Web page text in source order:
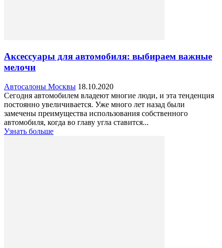
Аксессуары для автомобиля: выбираем важные
мелочи
Автосалоны Москвы 18.10.2020
Сегодня автомобилем владеют многие люди, и эта тенденция
постоянно увеличивается. Уже много лет назад были
замечены преимущества использования собственного
автомобиля, когда во главу угла ставится...
Узнать больше